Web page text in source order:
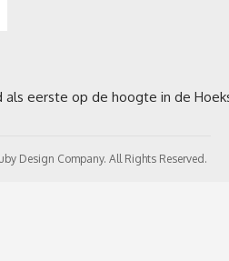
Design Company. All Rights Reserved.